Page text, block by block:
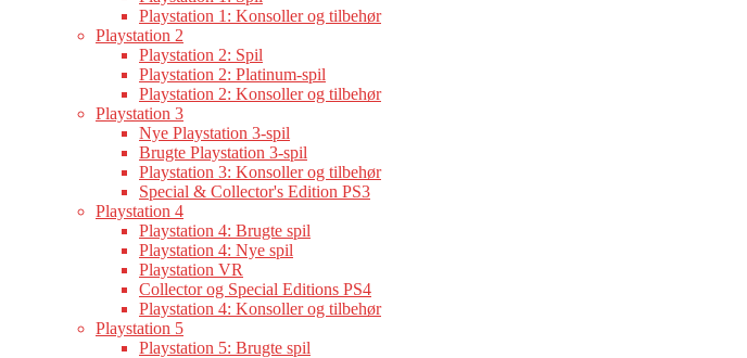
Playstation 1: Konsoller og tilbehør
Playstation 2
Playstation 2: Spil
Playstation 2: Platinum-spil
Playstation 2: Konsoller og tilbehør
Playstation 3
Nye Playstation 3-spil
Brugte Playstation 3-spil
Playstation 3: Konsoller og tilbehør
Special & Collector's Edition PS3
Playstation 4
Playstation 4: Brugte spil
Playstation 4: Nye spil
Playstation VR
Collector og Special Editions PS4
Playstation 4: Konsoller og tilbehør
Playstation 5
Playstation 5: Brugte spil